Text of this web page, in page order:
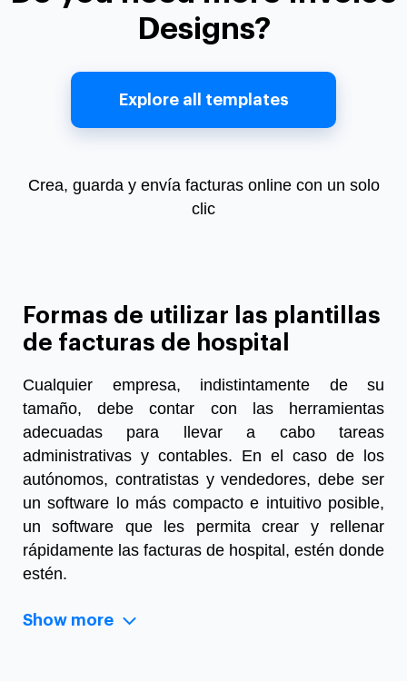
Designs?
Explore all templates
Crea, guarda y envía facturas online con un solo
clic
Formas de utilizar las plantillas
de facturas de hospital
Cualquier empresa, indistintamente de su
tamaño, debe contar con las herramientas
adecuadas para llevar a cabo tareas
administrativas y contables. En el caso de los
autónomos, contratistas y vendedores, debe ser
un software lo más compacto e intuitivo posible,
un software que les permita crear y rellenar
rápidamente las facturas de hospital, estén donde
estén.
Show more